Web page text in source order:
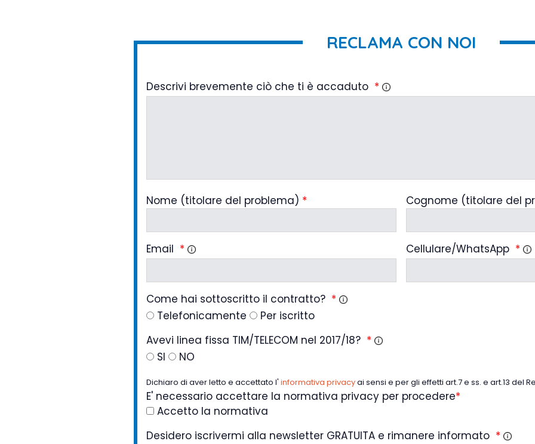
RECLAMA CON NOI
Descrivi brevemente ciò che ti è accaduto *
Nome (titolare del problema) * Cognome (titolare del
Email * Cellulare/WhatsApp *
Come hai sottoscritto il contratto? *
Telefonicamente
Per iscritto
Avevi linea fissa TIM/TELECOM nel 2017/18? *
SI
NO
Dichiaro di aver letto e accettato l' informativa privacyai sensi e per gli effetti art.7 e ss. e art.13 del
E' necessario accettare la normativa privacy per procedere*
Accetto la normativa
Desidero iscrivermi alla newsletter GRATUITA e rimanere informato *